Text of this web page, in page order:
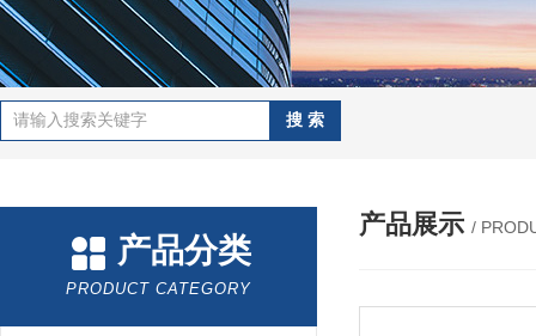
产品分类
PRODUCT CATEGORY
产品展示 /